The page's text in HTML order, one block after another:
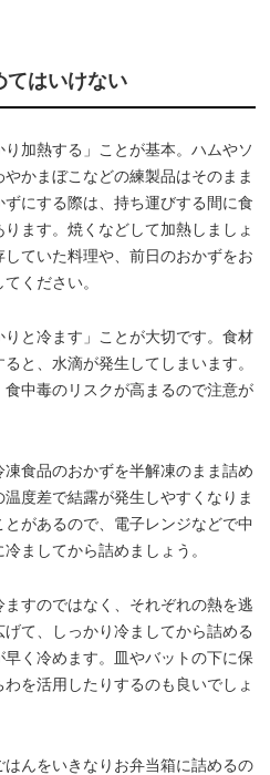
てはいけない
加熱する」ことが基本。ハムやソ
かまぼこなどの練製品はそのまま
にする際は、持ち運びする間に食
ます。焼くなどして加熱しましょ
ていた料理や、前日のおかずをお
ください。
と冷ます」ことが大切です。食材
と、水滴が発生してしまいます。
中毒のリスクが高まるので注意が
食品のおかずを半解凍のまま詰め
度差で結露が発生しやすくなりま
があるので、電子レンジなどで中
ましてから詰めましょう。
すのではなく、それぞれの熱を逃
て、しっかり冷ましてから詰める
く冷めます。皿やバットの下に保
を活用したりするのも良いでしょ
んをいきなりお弁当箱に詰めるの